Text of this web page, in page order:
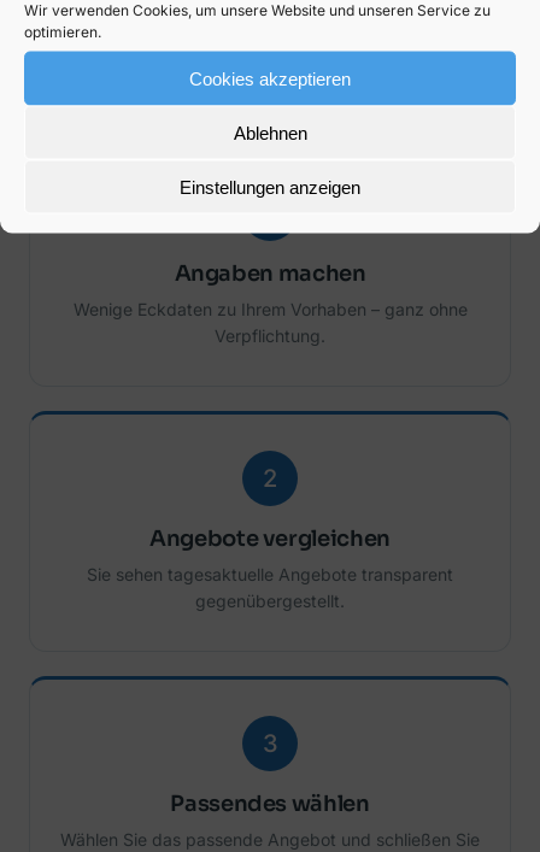
Wir verwenden Cookies, um unsere Website und unseren Service zu
optimieren.
Cookies akzeptieren
Ablehnen
Einstellungen anzeigen
Angebot
Ein paar Angaben genügen – wir zeigen Ihnen die
passenden Angebote im direkten Vergleich.
Angaben machen
Wenige Eckdaten zu Ihrem Vorhaben – ganz ohne
Verpflichtung.
2
Angebote vergleichen
Sie sehen tagesaktuelle Angebote transparent
gegenübergestellt.
3
Passendes wählen
Wählen Sie das passende Angebot und schließen Sie